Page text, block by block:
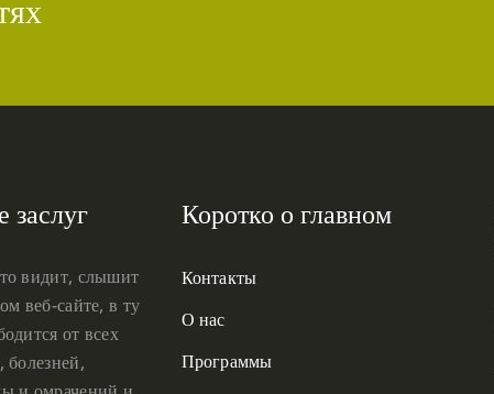
заслуг
видит, слышит
веб-сайте, в ту
от всех
болезней,
Коротко о главном
Контакты
О нас
Программы